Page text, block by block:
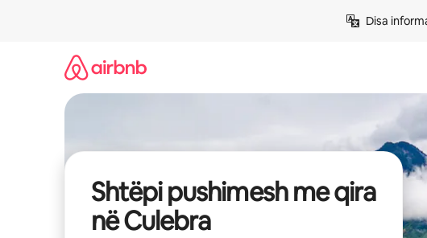
Disa
Shtëpi pushimesh me qira
në Culebra